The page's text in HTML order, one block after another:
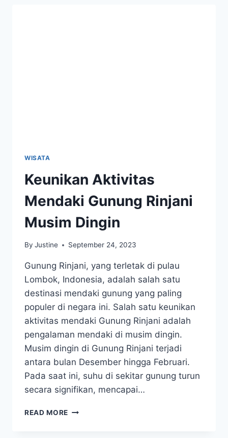
WISATA
Keunikan Aktivitas
Mendaki Gunung Rinjani
Musim Dingin
By Justine September 24, 2023
Gunung Rinjani, yang terletak di pulau
Lombok, Indonesia, adalah salah satu
destinasi mendaki gunung yang paling
populer di negara ini. Salah satu keunikan
aktivitas mendaki Gunung Rinjani adalah
pengalaman mendaki di musim dingin.
Musim dingin di Gunung Rinjani terjadi
antara bulan Desember hingga Februari.
Pada saat ini, suhu di sekitar gunung turun
secara signifikan, mencapai…
READ MORE KEUNIKAN